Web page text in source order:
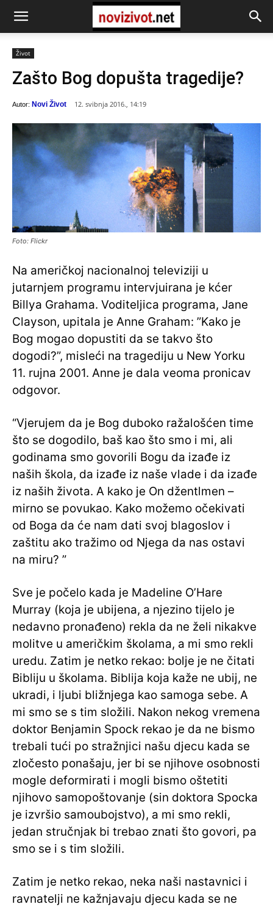
Život
Zašto Bog dopušta tragedije?
Autor: Novi Život 12. svibnja 2016., 14:19
Foto: Flickr
Na američkoj nacionalnoj televiziji u
jutarnjem programu intervjuirana je kćer
Billya Grahama. Voditeljica programa, Jane
Clayson, upitala je Anne Graham: ”Kako je
Bog mogao dopustiti da se takvo što
dogodi?”, misleći na tragediju u New Yorku
11. rujna 2001. Anne je dala veoma pronicav
odgovor.
“Vjerujem da je Bog duboko ražalošćen time
što se dogodilo, baš kao što smo i mi, ali
godinama smo govorili Bogu da izađe iz
naših škola, da izađe iz naše vlade i da izađe
iz naših života. A kako je On džentlmen –
mirno se povukao. Kako možemo očekivati
od Boga da će nam dati svoj ​​blagoslov i
zaštitu ako tražimo od Njega da nas ostavi
na miru? ”
Sve je počelo kada je Madeline O’Hare
Murray (koja je ubijena, a njezino tijelo je
nedavno pronađeno) rekla da ne želi nikakve
molitve u američkim školama, a mi smo rekli
uredu. Zatim je netko rekao: bolje je ne čitati
Bibliju u školama. Biblija koja kaže ne ubij, ne
ukradi, i ljubi bližnjega kao samoga sebe. A
mi smo se s tim složili. Nakon nekog vremena
doktor Benjamin Spock rekao je da ne bismo
trebali tući po stražnjici našu djecu kada se
zločesto ponašaju, jer bi se njihove osobnosti
mogle deformirati i mogli bismo oštetiti
njihovo samopoštovanje (sin doktora Spocka
je izvršio samoubojstvo), a mi smo rekli,
jedan stručnjak bi trebao znati što govori, pa
smo se i s tim složili.
Zatim je netko rekao, neka naši nastavnici i
ravnatelji ne kažnjavaju djecu kada se ne